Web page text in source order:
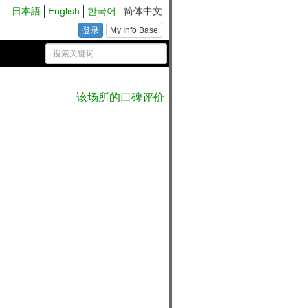
日本語 English 한국어 简体中文
登录 My Info Base
该场所的口碑评价